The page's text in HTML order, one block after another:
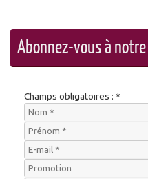
Abonnez-vous à
Champs obligatoires : *